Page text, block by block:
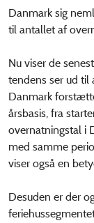
Danmark sig
til antallet af
Nu viser de
tendens ser ud
Danmark
årsbasis, fra
overnatningstal i
med samme
viser også en
Desuden er der